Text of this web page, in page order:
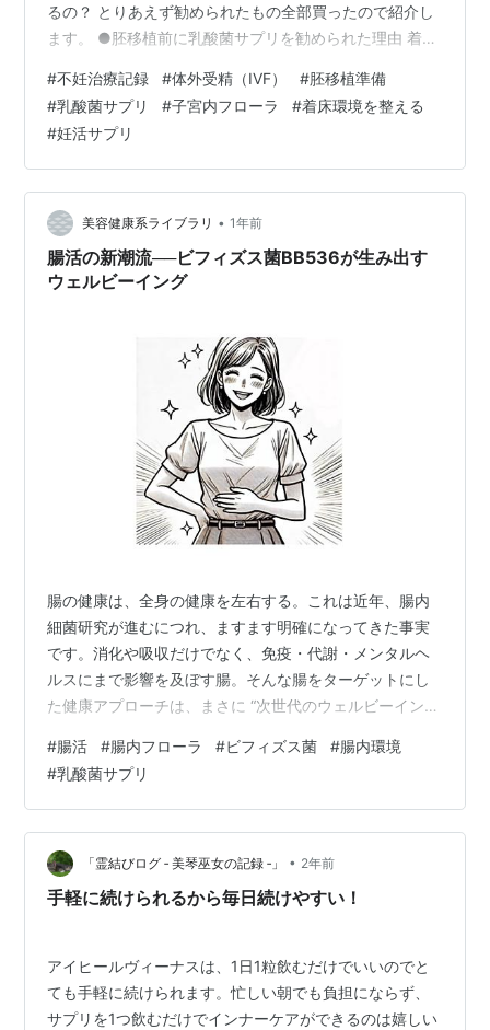
るの？ とりあえず勧められたもの全部買ったので紹介し
ます。 ●胚移植前に乳酸菌サプリを勧められた理由 着床
いる状態が妊娠しやすいとされているそうです。逆に悪
玉菌が多いと良くないんだそうで。 私が病院で検査して
もらったところ、膣内の状態が乳酸菌少なめになってい
ました。 そのため、移植周期の月経開始後くらいから乳
酸菌のサプリを服用してくださいねと言われ、以下のサ
プリを購入するように勧められました。 …
#不妊治療記録 #体外受精（IVF） #胚移植準備
#乳酸菌サプリ #子宮内フローラ #着床環境を整える
#妊活サプリ
美容健康系ライブラリ • 1年前
腸活の新潮流──ビフィズス菌BB536が生み出す
ウェルビーイング
腸の健康は、全身の健康を左右する。これは近年、腸内
細菌研究が進むにつれ、ますます明確になってきた事実
です。消化や吸収だけでなく、免疫・代謝・メンタルヘ
ルスにまで影響を及ぼす腸。そんな腸をターゲットにし
た健康アプローチは、まさに “次世代のウェルビーイン
フィズス菌BB536を配合したサプリメント「生きて届く
ビフィズス菌BB536」をリニューアルし、2025年4月1日
から全国のドラッグストア・量販店で発売します。今回
のリニューアルでは、「生菌の生存率を高める技術」
×「シンプルで続けやすい設計」が強化され、より実感し
やすい製品へと進化しました。 …
#腸活 #腸内フローラ #ビフィズス菌 #腸内環境
#乳酸菌サプリ
「霊結びログ ‐ 美琴巫女の記録 ‐」 • 2年前
手軽に続けられるから毎日続けやすい！
アイヒールヴィーナスは、1日1粒飲むだけでいいのでと
ても手軽に続けられます。忙しい朝でも負担にならず、
サプリを1つ飲むだけでインナーケアができるのは嬉しい